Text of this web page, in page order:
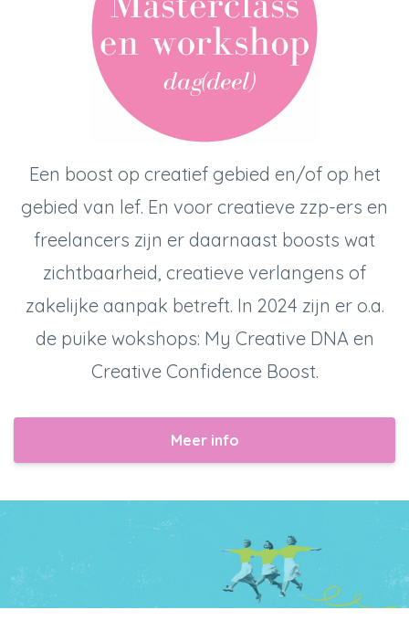
Een boost op creatief gebied en/of op het
gebied van lef. En voor creatieve zzp-ers en
freelancers zijn er daarnaast boosts wat
zichtbaarheid, creatieve verlangens of
zakelijke aanpak betreft. In 2024 zijn er o.a.
de puike wokshops: My Creative DNA en
Creative Confidence Boost.
Meer info